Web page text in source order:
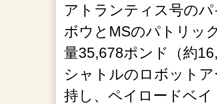
アトランティス号の
ボウとMSのパトリッ
量35,678ポンド（約
シャトルのロボット
持し、ペイロードベ